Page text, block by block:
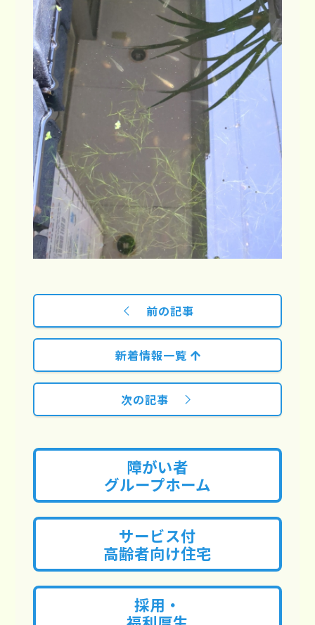
前の記事
新着情報一覧
次の記事
障がい者
グループホーム
サービス付
高齢者向け住宅
採用・